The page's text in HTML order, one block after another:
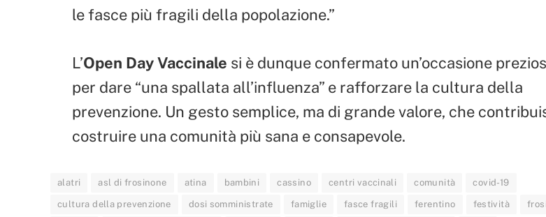
le fasce più fragili della popolazione.”
L’Open Day Vaccinale si è dunque confermato un’occasione
per dare “una spallata all’influenza” e rafforzare la cultura della
prevenzione. Un gesto semplice, ma di grande valore, che
costruire una comunità più sana e consapevole.
alatri asl di frosinone atina bambini cassino centri vaccinali comunità covid-19
cultura della prevenzione dosi somministrate famiglie fasce fragili ferentino festività